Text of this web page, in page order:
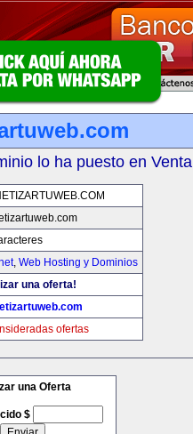
lo ha puesto en Venta
, Web Hosting y Dominios
una oferta!
ofertas
una Oferta
$